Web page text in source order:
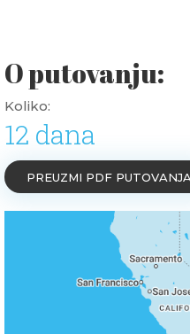
O putovanju:
Koliko:
12 dana
PREUZMI PDF